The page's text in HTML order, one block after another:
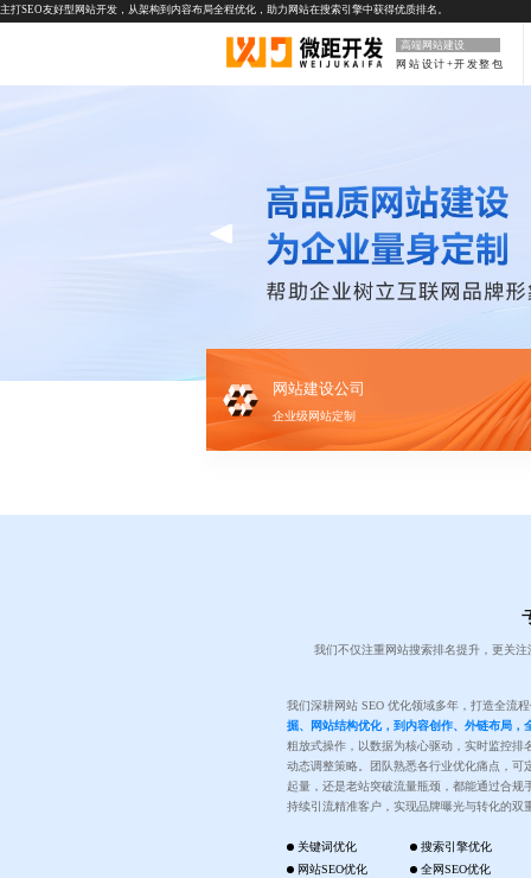
主打SEO友好型网站开发，从架构到内容布局全程优化，助力网站在搜索引擎中获得优质排名。
高端网站建设
网站设计+开发整包
网站建设公司
企业级网站定制
我们不仅注重网站搜索排名提升，更关
我们深耕网站 SEO 优化领域多年，打造全流
掘、网站结构优化，到内容创作、外链布局，
粗放式操作，以数据为核心驱动，实时监控排
动态调整策略。团队熟悉各行业优化痛点，可
起量，还是老站突破流量瓶颈，都能通过合规
持续引流精准客户，实现品牌曝光与转化的双
关键词优化
搜索引擎优化
网站SEO优化
全网SEO优化